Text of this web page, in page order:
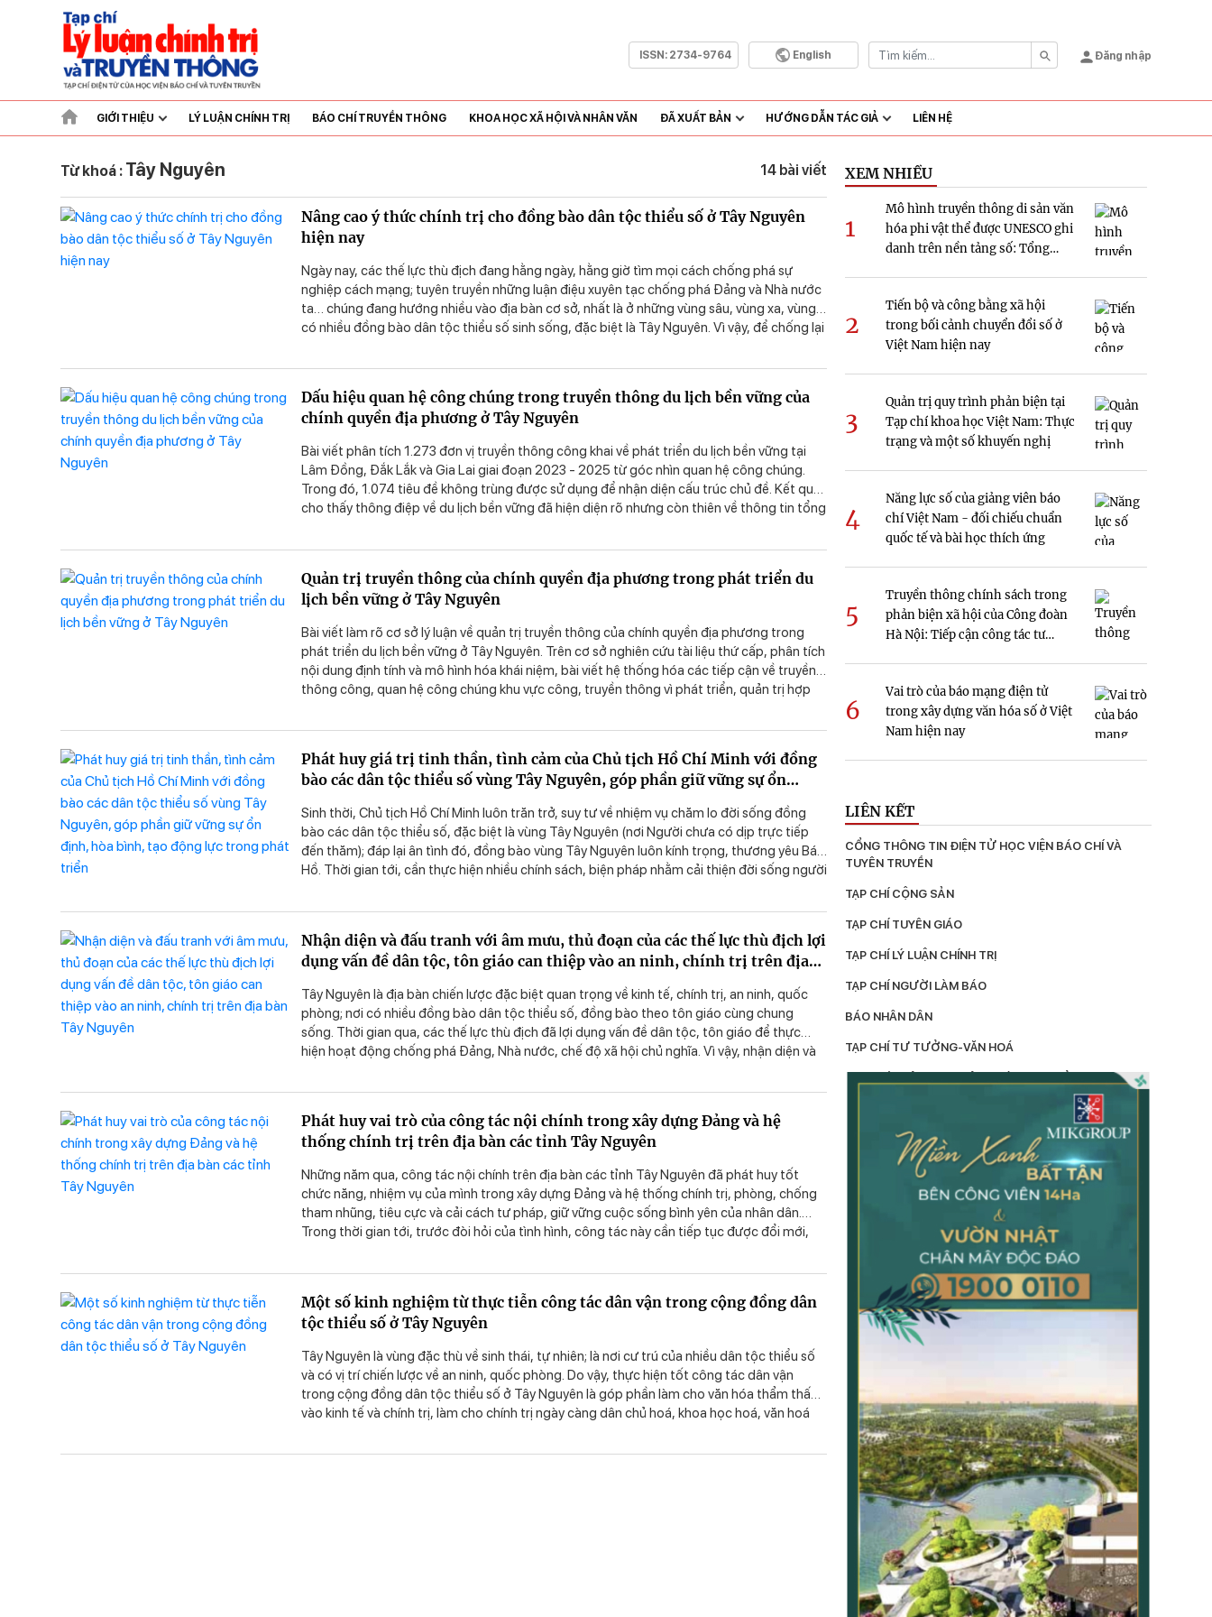
ISSN: 2734-9764 English Đăng nhập
GIỚI THIỆU LÝ LUẬN CHÍNH TRỊ BÁO CHÍ TRUYỀN THÔNG KHOA HỌC XÃ HỘI VÀ NHÂN VĂN ĐÃ XUẤT BẢN HƯỚNG DẪN TÁC GIẢ LIÊN HỆ
Từ khoá : Tây Nguyên 14 bài viết
Nâng cao ý thức chính trị cho đồng bào dân tộc thiểu số ở Tây Nguyên
hiện nay
Ngày nay, các thế lực thù địch đang hằng ngày, hằng giờ tìm mọi cách chống phá sự
nghiệp cách mạng; tuyên truyền những luận điệu xuyên tạc chống phá Đảng và Nhà nước
ta… chúng đang hướng nhiều vào địa bàn cơ sở, nhất là ở những vùng sâu, vùng xa, vùng
có nhiều đồng bào dân tộc thiểu số sinh sống, đặc biệt là Tây Nguyên. Vì vậy, để chống lại
tích các luận điệu xuyên tạc, biết nhận diện kẻ thù. Muốn vậy, đồng bào dân tộc thiểu số
(DTTS) phải có nhận thức chính trị tốt. Họ phải được tuyên truyền, giáo dục, rèn luyện
nâng cao nhận thức chính trị, mài sắc nhận thức, tư tưởng để có thể tạo ra khả năng miễn
dịch trước những âm mưu của các thế lực thù địch, góp phần ổn định tư tưởng, ổn định
chính trị - xã hội
Dấu hiệu quan hệ công chúng trong truyền thông du lịch bền vững của
chính quyền địa phương ở Tây Nguyên
Bài viết phân tích 1.273 đơn vị truyền thông công khai về phát triển du lịch bền vững tại
Lâm Đồng, Đắk Lắk và Gia Lai giai đoạn 2023 - 2025 từ góc nhìn quan hệ công chúng.
Trong đó, 1.074 tiêu đề không trùng được sử dụng để nhận diện cấu trúc chủ đề. Kết quả
cho thấy thông điệp về du lịch bền vững đã hiện diện rõ nhưng còn thiên về thông tin tổng
lời kêu gọi hành động và hướng dẫn hành vi. Bài viết đề xuất chuyển trọng tâm từ truyền
cư dân địa phương, qua đó nâng cao hiệu quả truyền thông chính quyền trong quản trị
điểm đến.
Quản trị truyền thông của chính quyền địa phương trong phát triển du
lịch bền vững ở Tây Nguyên
Bài viết làm rõ cơ sở lý luận về quản trị truyền thông của chính quyền địa phương trong
phát triển du lịch bền vững ở Tây Nguyên. Trên cơ sở nghiên cứu tài liệu thứ cấp, phân tích
nội dung định tính và mô hình hóa khái niệm, bài viết hệ thống hóa các tiếp cận về truyền
thông công, quan hệ công chúng khu vực công, truyền thông vì phát triển, quản trị hợp
trọng yếu; đồng thời đề xuất khung lý thuyết gồm bốn hợp phần: minh bạch thông tin, đối
thoại hai chiều, phối hợp đa chủ thể và định hướng truyền thông về hành vi bền vững.
Khung này góp phần giải thích vai trò của niềm tin công chúng trong hình thành đồng
thuận xã hội và hành vi ủng hộ phát triển du lịch bền vững.
Phát huy giá trị tinh thần, tình cảm của Chủ tịch Hồ Chí Minh với đồng
bào các dân tộc thiểu số vùng Tây Nguyên, góp phần giữ vững sự ổn
định, hòa bình, tạo động lực trong phát triển
Sinh thời, Chủ tịch Hồ Chí Minh luôn trăn trở, suy tư về nhiệm vụ chăm lo đời sống đồng
bào các dân tộc thiểu số, đặc biệt là vùng Tây Nguyên (nơi Người chưa có dịp trực tiếp
đến thăm); đáp lại ân tình đó, đồng bào vùng Tây Nguyên luôn kính trọng, thương yêu Bác
Hồ. Thời gian tới, cần thực hiện nhiều chính sách, biện pháp nhằm cải thiện đời sống người
cao sức mạnh của khối đại đoàn kết toàn dân tộc.
Nhận diện và đấu tranh với âm mưu, thủ đoạn của các thế lực thù địch lợi
dụng vấn đề dân tộc, tôn giáo can thiệp vào an ninh, chính trị trên địa
Tây Nguyên là địa bàn chiến lược đặc biệt quan trọng về kinh tế, chính trị, an ninh, quốc
phòng; nơi có nhiều đồng bào dân tộc thiểu số, đồng bào theo tôn giáo cùng chung
sống. Thời gian qua, các thế lực thù địch đã lợi dụng vấn đề dân tộc, tôn giáo để thực
hiện hoạt động chống phá Đảng, Nhà nước, chế độ xã hội chủ nghĩa. Vì vậy, nhận diện và
trọng mang tính cấp bách hiện nay.
Phát huy vai trò của công tác nội chính trong xây dựng Đảng và hệ
thống chính trị trên địa bàn các tỉnh Tây Nguyên
Những năm qua, công tác nội chính trên địa bàn các tỉnh Tây Nguyên đã phát huy tốt
chức năng, nhiệm vụ của mình trong xây dựng Đảng và hệ thống chính trị, phòng, chống
tham nhũng, tiêu cực và cải cách tư pháp, giữ vững cuộc sống bình yên của nhân dân.
Trong thời gian tới, trước đòi hỏi của tình hình, công tác này cần tiếp tục được đổi mới,
Một số kinh nghiệm từ thực tiễn công tác dân vận trong cộng đồng dân
tộc thiểu số ở Tây Nguyên
Tây Nguyên là vùng đặc thù về sinh thái, tự nhiên; là nơi cư trú của nhiều dân tộc thiểu số
và có vị trí chiến lược về an ninh, quốc phòng. Do vậy, thực hiện tốt công tác dân vận
trong cộng đồng dân tộc thiểu số ở Tây Nguyên là góp phần làm cho văn hóa thẩm thấu
vào kinh tế và chính trị, làm cho chính trị ngày càng dân chủ hoá, khoa học hoá, văn hoá
lối sống của mọi tầng lớp dân cư.
XEM NHIỀU
1
Mô hình truyền thông di sản văn
hóa phi vật thể được UNESCO ghi
danh trên nền tảng số: Tổng
2
Tiến bộ và công bằng xã hội
trong bối cảnh chuyển đổi số ở
Việt Nam hiện nay
3
Quản trị quy trình phản biện tại
Tạp chí khoa học Việt Nam: Thực
trạng và một số khuyến nghị
4
Năng lực số của giảng viên báo
chí Việt Nam - đối chiếu chuẩn
quốc tế và bài học thích ứng
5
Truyền thông chính sách trong
phản biện xã hội của Công đoàn
Hà Nội: Tiếp cận công tác tư
6
Vai trò của báo mạng điện tử
trong xây dựng văn hóa số ở Việt
Nam hiện nay
LIÊN KẾT
CỔNG THÔNG TIN ĐIỆN TỬ HỌC VIỆN BÁO CHÍ VÀ
TUYÊN TRUYỀN
TẠP CHÍ CỘNG SẢN
TẠP CHÍ TUYÊN GIÁO
TẠP CHÍ LÝ LUẬN CHÍNH TRỊ
TẠP CHÍ NGƯỜI LÀM BÁO
BÁO NHÂN DÂN
TẠP CHÍ TƯ TƯỞNG-VĂN HOÁ
TẠP CHÍ KIỂM TRA
TẠP CHÍ XÂY DỰNG ĐẢNG
TẠP CHÍ DÂN VẬN
TẠP CHÍ GIÁO DỤC LÝ LUẬN
TẠP CHÍ KHOA HỌC CHÍNH TRỊ